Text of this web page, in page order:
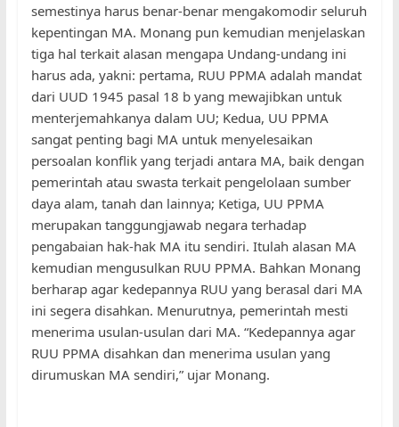
semestinya harus benar-benar mengakomodir seluruh
kepentingan MA. Monang pun kemudian menjelaskan
tiga hal terkait alasan mengapa Undang-undang ini
harus ada, yakni: pertama, RUU PPMA adalah mandat
dari UUD 1945 pasal 18 b yang mewajibkan untuk
menterjemahkanya dalam UU; Kedua, UU PPMA
sangat penting bagi MA untuk menyelesaikan
persoalan konflik yang terjadi antara MA, baik dengan
pemerintah atau swasta terkait pengelolaan sumber
daya alam, tanah dan lainnya; Ketiga, UU PPMA
merupakan tanggungjawab negara terhadap
pengabaian hak-hak MA itu sendiri. Itulah alasan MA
kemudian mengusulkan RUU PPMA. Bahkan Monang
berharap agar kedepannya RUU yang berasal dari MA
ini segera disahkan. Menurutnya, pemerintah mesti
menerima usulan-usulan dari MA. “Kedepannya agar
RUU PPMA disahkan dan menerima usulan yang
dirumuskan MA sendiri,” ujar Monang.